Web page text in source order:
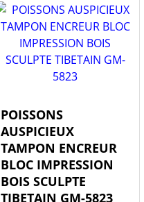
POISSONS
AUSPICIEUX
TAMPON ENCREUR
BLOC IMPRESSION
BOIS SCULPTE
TIBETAIN GM-5823